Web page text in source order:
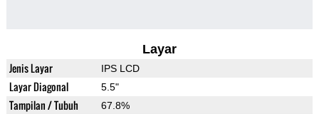
Layar
Jenis Layar IPS LCD
Layar Diagonal 5.5"
Tampilan / Tubuh 67.8%